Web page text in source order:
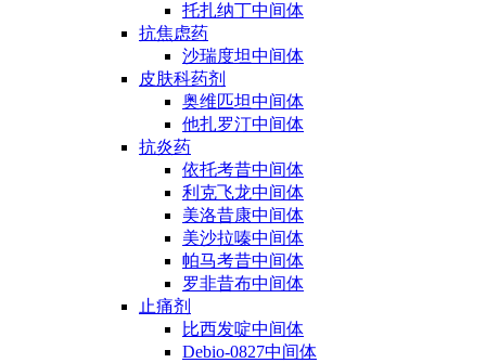
托扎纳丁中间体
抗焦虑药
沙瑞度坦中间体
皮肤科药剂
奥维匹坦中间体
他扎罗汀中间体
抗炎药
依托考昔中间体
利克飞龙中间体
美洛昔康中间体
美沙拉嗪中间体
帕马考昔中间体
罗非昔布中间体
止痛剂
比西发啶中间体
Debio-0827中间体